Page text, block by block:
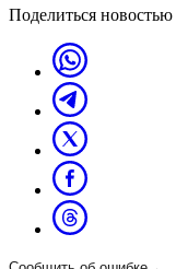
Поделиться новостью